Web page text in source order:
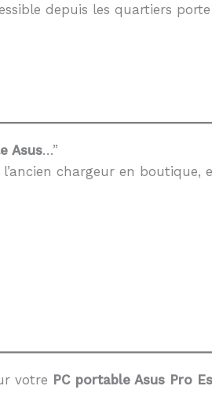
depuis les quartiers
Asus…”
l’ancien chargeur en boutique,
votre PC portable Asus Pro